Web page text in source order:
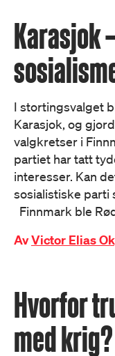
Karasjok
I stortingsvalget
Karasjok, og
valgkretser i
partiet har tatt
interesser. Kan
sosialistiske parti
Finnmark ble
AvVictor Elias
Hvorfor
med krig?